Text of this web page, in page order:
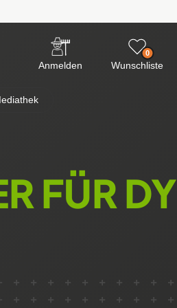
Anmelden
0
Wunschliste
FÜR DY